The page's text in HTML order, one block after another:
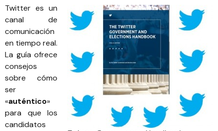
Twitter es un
canal de
comunicación
en tiempo real.
La guía ofrece
consejos
sobre cómo
ser
«auténtico»
para que los
candidatos